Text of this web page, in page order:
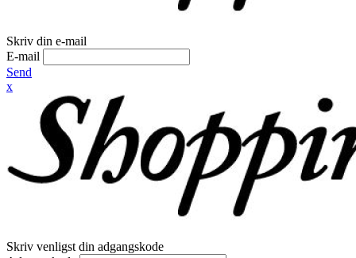
Skriv din e-mail
E-mail
Send
x
Skriv venligst din adgangskode